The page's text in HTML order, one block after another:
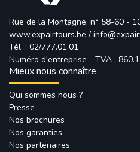
Rue de la Montagne, n° 58-60 -
www.expairtours.be /
Tél. : 02/777.01.01
Numéro d'entreprise - TVA :
Mieux nous connaître
Qui sommes nous ?
Presse
Nos brochures
Nos garanties
Nos partenaires